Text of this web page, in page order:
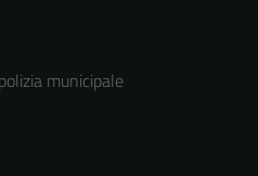
municipale